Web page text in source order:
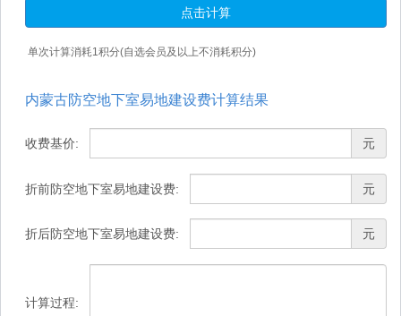
点击计算
单次计算消耗1积分(自选会员及以上不消耗积分)
内蒙古防空地下室易地建设费计算结果
收费基价: 元
折前防空地下室易地建设费: 元
折后防空地下室易地建设费: 元
计算过程: